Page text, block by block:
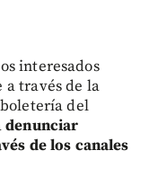
interesados
a través de la
del
denunciar
de los canales